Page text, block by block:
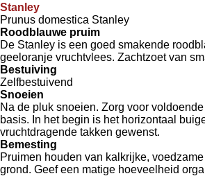
Stanley
Prunus domestica Stanley
Roodblauwe pruim
De Stanley is een goed smakende
geeloranje vruchtvlees. Zachtzoet van
Bestuiving
Zelfbestuivend
Snoeien
Na de pluk snoeien. Zorg voor
basis. In het begin is het horizontaal
vruchtdragende takken gewenst.
Bemesting
Pruimen houden van kalkrijke,
grond. Geef een matige hoeveelheid